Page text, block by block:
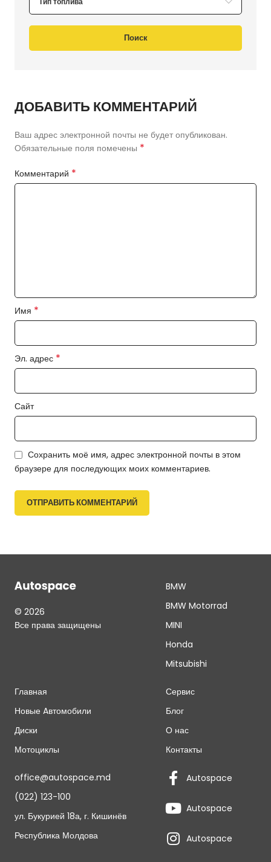
Поиск
ДОБАВИТЬ КОММЕНТАРИЙ
Ваш адрес электронной почты не будет опубликован.
Обязательные поля помечены *
Комментарий *
Имя *
Эл. адрес *
Сайт
Сохранить моё имя, адрес электронной почты в этом
браузере для последующих моих комментариев.
© 2026
Все права защищены
BMW
BMW Motorrad
MINI
Honda
Mitsubishi
Главная
Новые Aвтомобили
Диски
Мотоциклы
Сервис
Блог
О нас
Контакты
office@autospace.md
(022) 123-100
ул. Букурией 18а, г. Кишинёв
Республика Молдова
Autospace
Autospace
Autospace